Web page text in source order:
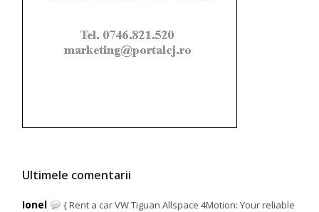
Ultimele comentarii
Ionel
{ Rent a car VW Tiguan Allspace 4Motion: Your reliable